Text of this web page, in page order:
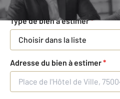
Concernant votre bien
Type de bien à estimer*
Choisir dans la liste
Adresse du bien à estimer*